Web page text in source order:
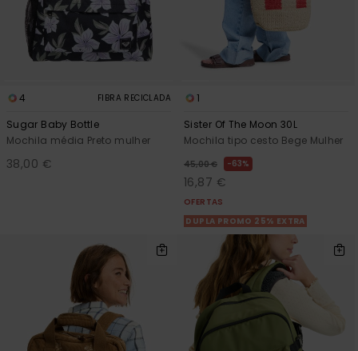
4 FIBRA RECICLADA
Sugar Baby Bottle
Mochila média Preto mulher
38,00 €
1
Sister Of The Moon 30L
Mochila tipo cesto Bege Mulher
45,00 € 63%
16,87 €
OFERTAS
DUPLA PROMO 25% EXTRA